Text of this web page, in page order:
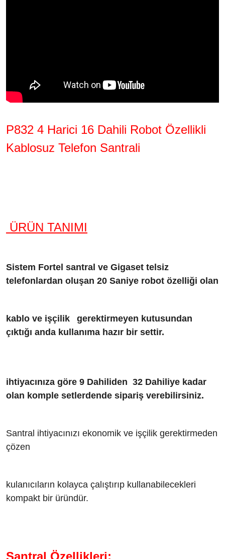
P832 4 Harici 16 Dahili Robot Özellikli
Kablosuz Telefon Santrali
ÜRÜN TANIMI
Sistem Fortel santral ve Gigaset telsiz
telefonlardan oluşan 20 Saniye robot özelliği olan
kablo ve işçilik gerektirmeyen kutusundan
çıktığı anda kullanıma hazır bir settir.
ihtiyacınıza göre 9 Dahiliden 32 Dahiliye kadar
olan komple setlerdende sipariş verebilirsiniz.
Santral ihtiyacınızı ekonomik ve işçilik gerektirmeden
çözen
kulanıcıların kolayca çalıştırıp kullanabilecekleri
kompakt bir üründür.